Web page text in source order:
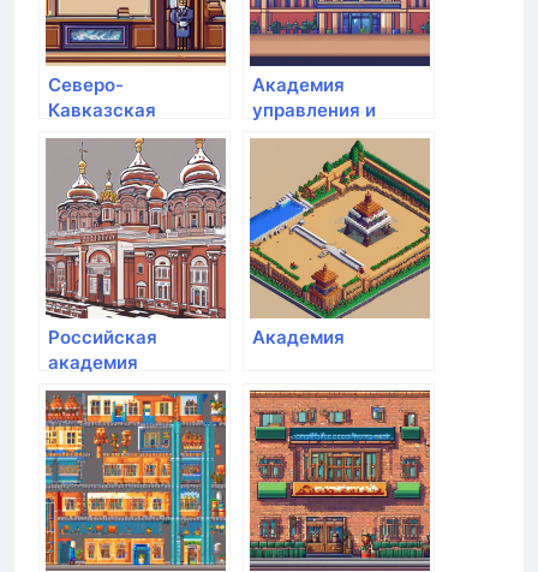
Северо-
Кавказская
государственная
академия
Академия
управления и
производства
Российская
академия
живописи
Академия